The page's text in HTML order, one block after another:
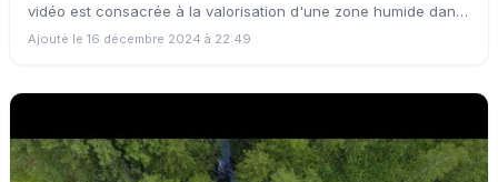
vidéo est consacrée à la valorisation d'une zone humide dans
le département de la Vienne (86), plus précisément sur la
Ajouté le 16 décembre 2024 à 22:49